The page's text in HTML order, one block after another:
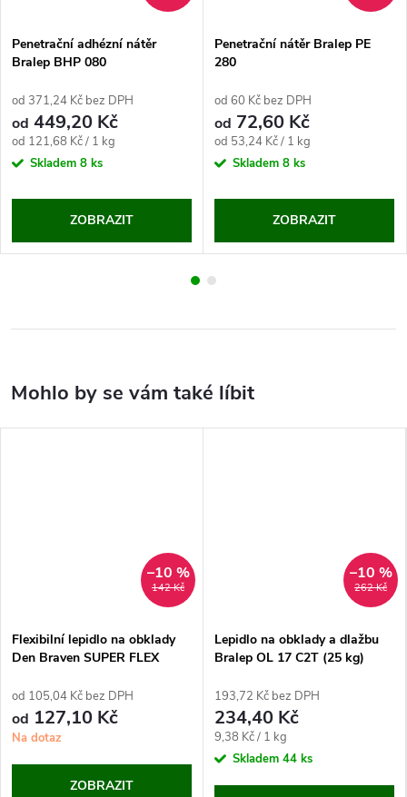
Penetrační adhézní nátěr
Bralep BHP 080
od 371,24 Kč bez DPH
od 449,20 Kč
Měrná
cena:
od 121,68 Kč / 1 kg
Skladem 8 ks
ZOBRAZIT
Penetrační nátěr Bralep PE
280
od 60 Kč bez DPH
od 72,60 Kč
Měrná
cena:
od 53,24 Kč / 1 kg
Skladem 8 ks
ZOBRAZIT
142 Kč
–10 %
Flexibilní lepidlo na obklady
Den Braven SUPER FLEX
od 105,04 Kč bez DPH
od 127,10 Kč
Na dotaz
ZOBRAZIT
262 Kč
–10 %
Lepidlo na obklady a dlažbu
Bralep OL 17 C2T (25 kg)
193,72 Kč bez DPH
234,40 Kč
Měrná
cena:
9,38 Kč / 1 kg
Skladem 44 ks